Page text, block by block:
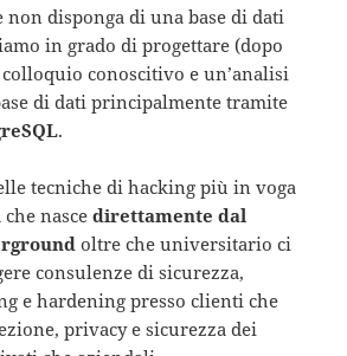
disponga di una base di dati
in grado di progettare (dopo
conoscitivo e un’analisi
di dati principalmente tramite
.
tecniche di hacking più in voga
nascedirettamente dal
oltre che universitario ci
consulenze di sicurezza,
e hardening presso clienti che
privacy e sicurezza dei